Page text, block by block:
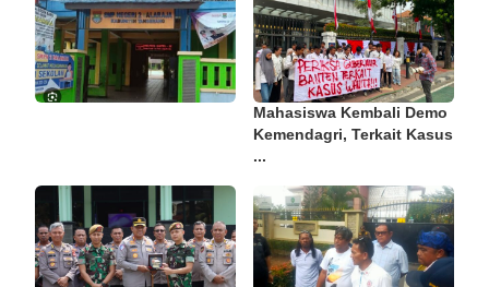
Mahasiswa Kembali Demo
Kemendagri, Terkait Kasus
...